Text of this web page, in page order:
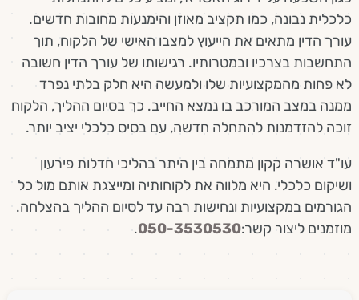
כלכלית נבונה, כמו תקציב מאוזן והימנעות מחובות חדשים.
עורך הדין מתאים את הייעוץ למצבו האישי של הלקוח, תוך
התחשבות בצרכיו ובמטרותיו. רגישותו של עורך הדין חשובה
לא פחות מהמקצועיות שלו ולמעשה היא חלק בלתי נפרד
ממנה במצב המורכב בו נמצא החייב. כך בסיום ההליך, הלקוח
זוכה להזדמנות להתחלה חדשה, עם בסיס כלכלי יציב יותר.
עו"ד אושרה קקון מתמחה בין היתר בהליכי חדלות פירעון
ושיקום כלכלי. היא מלווה את לקוחותיה ומייצגת אותם מול כל
הגורמים במקצועיות ונחישות רבה עד לסיום ההליך בהצלחה.
מוזמנים ליצור קשר:050-3530530
.